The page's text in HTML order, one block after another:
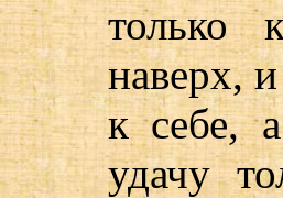
только
наверх,
к себе,
удачу